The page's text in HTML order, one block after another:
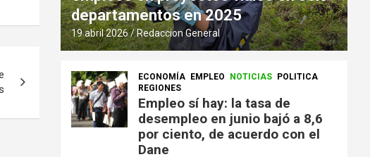
departamentos en 2025
19 abril 2026 Redaccion General
ECONOMÍA EMPLEO NOTICIAS
POLITICA
REGIONES
Empleo sí hay: la tasa de
desempleo en junio bajó a 8,6
por ciento, de acuerdo con el
Dane